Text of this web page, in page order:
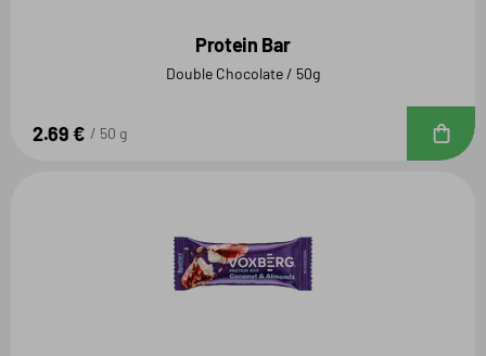
Protein Bar
Double Chocolate / 50g
2.69 € 50 g